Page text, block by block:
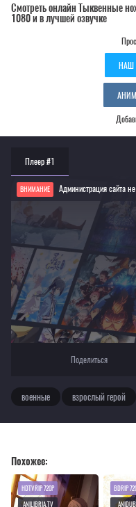
Смотреть онлайн Тыквенные
1080 и в лучшей озвучке
НАШ
Плеер #1
ВНИМАНИЕ Администрация сайта
Если видео не работает, обновите
Для просмотра некоторых аниме
Текущее воспроизведение：
Поделиться
военные взрослый герой
Похожее:
HDTVRIP 720P
ANILIBRIA.TV
BDRIP
ANIDUB